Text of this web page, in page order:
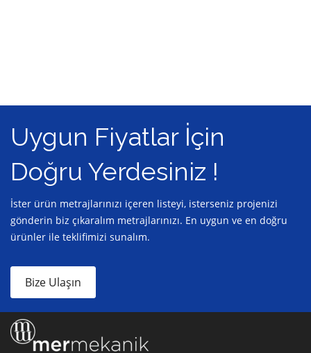
Uygun Fiyatlar İçin
Doğru Yerdesiniz !
İster ürün metrajlarınızı içeren listeyi, isterseniz projenizi
gönderin biz çıkaralım metrajlarınızı. En uygun ve en doğru
ürünler ile teklifimizi sunalım.
Bize Ulaşın